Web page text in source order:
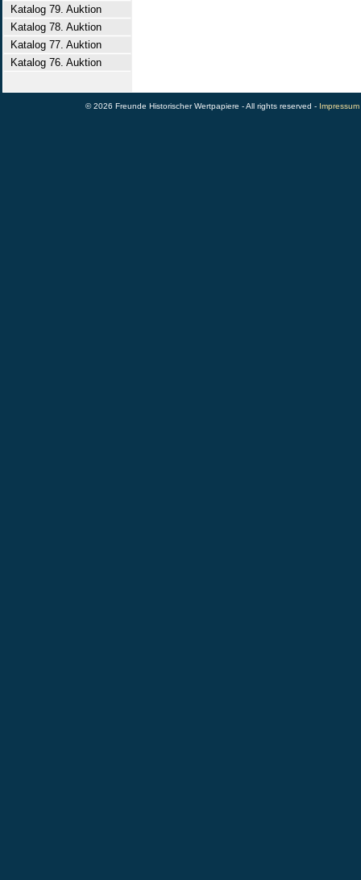
Katalog 79. Auktion
Katalog 78. Auktion
Katalog 77. Auktion
Katalog 76. Auktion
© 2026 Freunde Historischer Wertpapiere - All rights reserved - Impressum